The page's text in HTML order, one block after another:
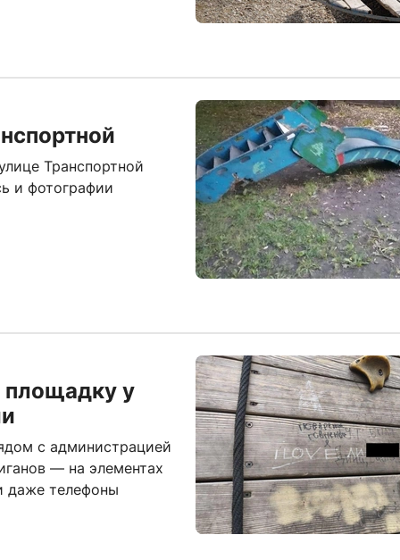
Транспортной
и фотографии
площадку у
с администрацией
— на элементах
даже телефоны